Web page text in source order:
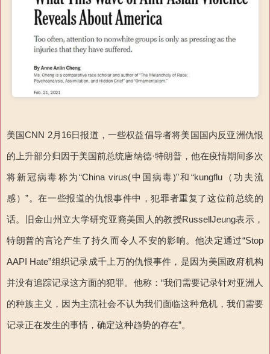
美国CNN 2月16日报道，一些权益倡导者将美国国内反亚洲仇恨
的上升部分归因于美国前总统唐纳德·特朗普，他在疫情期间多次
将新冠病毒称为“China virus(中国病毒)”和“kungflu（功夫流
感）”。在一些报道的仇恨事件中，犯罪者重复了这位前总统的
话。旧金山州立大学研究亚裔美国人的教授RussellJeung表示，
特朗普的言论产生了持久而令人不安的影响。他决定通过“Stop
AAPI Hate”组织记录成千上万的仇恨事件，是因为美国政府机构
并没有追踪记录这方面的犯罪。他称：“我们需要记录针对亚洲人
的种族主义，因为主流社会不认为我们面临这种危机，我们需要
记录正在发生的事情，确定这种趋势的存在”。